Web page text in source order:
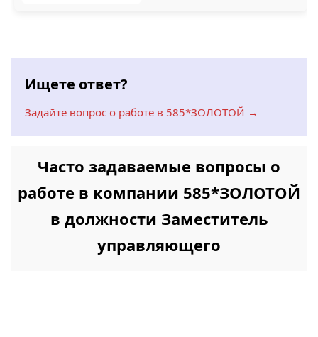
Ищете ответ?
Задайте вопрос о работе в 585*ЗОЛОТОЙ →
Часто задаваемые вопросы о
работе в компании 585*ЗОЛОТОЙ
в должности Заместитель
управляющего